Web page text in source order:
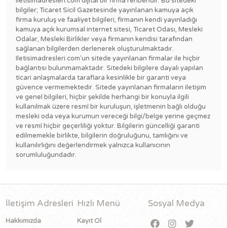
bilgiler; Ticaret Sicil Gazetesinde yayınlanan kamuya açık
firma kuruluş ve faaliyet bilgileri, firmanın kendi yayınladığı
kamuya açık kurumsal internet sitesi, Ticaret Odası, Mesleki
Odalar, Mesleki Birlikler veya firmanın kendisi tarafından
sağlanan bilgilerden derlenerek oluşturulmaktadır.
Iletisimadresleri.com'un sitede yayınlanan firmalar ile hiçbir
bağlantısı bulunmamaktadır. Sitedeki bilgilere dayalı yapılan
ticari anlaşmalarda taraflara kesinlikle bir garanti veya
güvence vermemektedir. Sitede yayınlanan firmaların iletişim
ve genel bilgileri, hiçbir şekilde herhangi bir konuyla ilgili
kullanılmak üzere resmî bir kuruluşun, işletmenin bağlı olduğu
mesleki oda veya kurumun vereceği bilgi/belge yerine geçmez
ve resmî hiçbir geçerliliği yoktur. Bilgilerin güncelliği garanti
edilmemekle birlikte, bilgilerin doğruluğunu, tamlığını ve
kullanılırlığını değerlendirmek yalnızca kullanıcının
sorumluluğundadır.
İletişim Adresleri
Hakkımızda
Hızlı Menü
Kayıt Ol
Sosyal Medya